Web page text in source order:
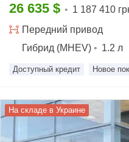
26 635 $ • 1 187 410
Передний привод
Гибрид (MHEV) • 1.2 л
Доступный кредит Новое
На складе в Украине